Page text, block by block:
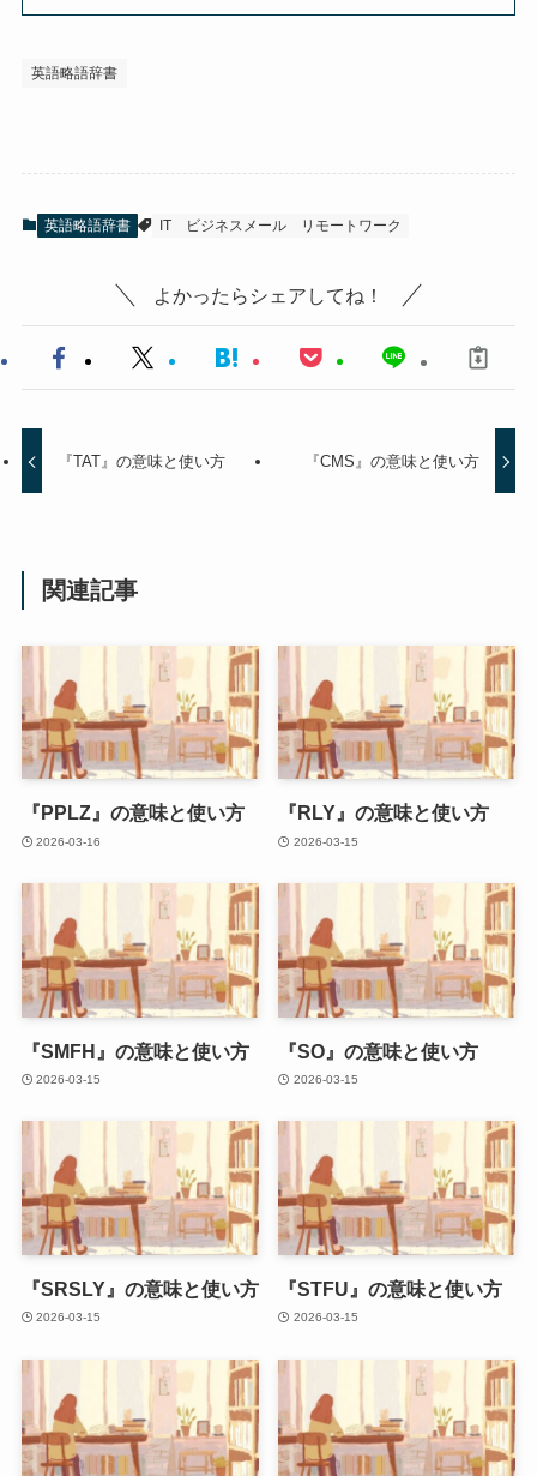
英語略語辞書
英語略語辞書 IT ビジネスメール リモートワーク
よかったらシェアしてね！
『TAT』の意味と使い方 『CMS』の意味と使い方
関連記事
『PPLZ』の意味と使い方
2026-03-16
『RLY』の意味と使い方
2026-03-15
『SMFH』の意味と使い方
2026-03-15
『SO』の意味と使い方
2026-03-15
『SRSLY』の意味と使い方
2026-03-15
『STFU』の意味と使い方
2026-03-15